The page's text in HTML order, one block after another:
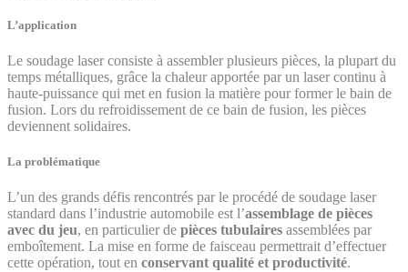
L’application
Le soudage laser consiste à assembler plusieurs pièces, la plupart du
temps métalliques, grâce la chaleur apportée par un laser continu à
haute-puissance qui met en fusion la matière pour former le bain de
fusion. Lors du refroidissement de ce bain de fusion, les pièces
deviennent solidaires.
La problématique
L’un des grands défis rencontrés par le procédé de soudage laser
standard dans l’industrie automobile est l’assemblage de pièces
avec du jeu, en particulier de pièces tubulaires assemblées par
emboîtement. La mise en forme de faisceau permettrait d’effectuer
cette opération, tout en conservant qualité et productivité.